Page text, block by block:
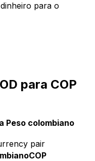
para o
para COP
Peso colombiano
pair
COP